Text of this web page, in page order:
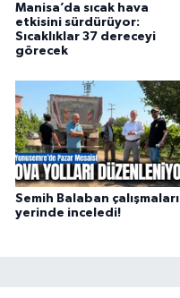
Manisa’da sıcak hava
etkisini sürdürüyor:
Sıcaklıklar 37 dereceyi
görecek
Semih Balaban çalışmaları
yerinde inceledi!